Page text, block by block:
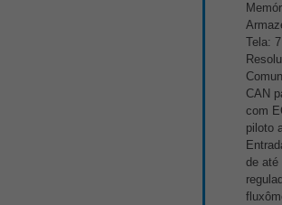
Tela:
CAN
com
piloto
de até